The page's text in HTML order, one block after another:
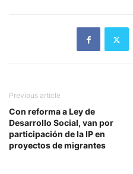
Previous article
Con reforma a Ley de
Desarrollo Social, van por
participación de la IP en
proyectos de migrantes